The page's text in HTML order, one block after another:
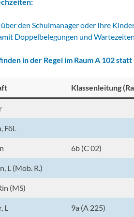
den Schulmanager oder Ihre
Doppelbelegungen und
in der Regel im Raum A 102
Klassenleitung
FöL
6b (C 02)
L (Mob. R.)
(MS)
L 9a (A 225)